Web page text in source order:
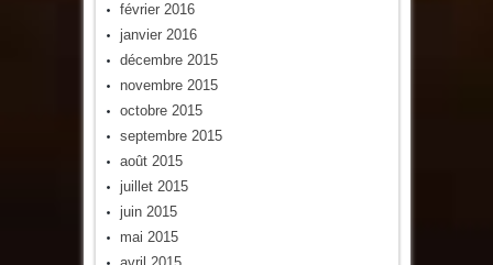
février 2016
janvier 2016
décembre 2015
novembre 2015
octobre 2015
septembre 2015
août 2015
juillet 2015
juin 2015
mai 2015